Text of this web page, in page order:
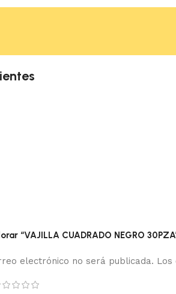
“VAJILLA CUADRADO NEGRO
electrónico no será publicada. Los